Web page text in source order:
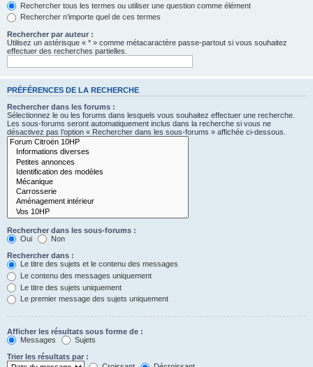
Rechercher tous les termes ou utiliser une question comme élément
Rechercher n’importe quel de ces termes
Rechercher par auteur :
Utilisez un astérisque « * » comme métacaractère passe-partout si vous souhaitez
effectuer des recherches partielles.
PRÉFÉRENCES DE LA RECHERCHE
Rechercher dans les forums :
Sélectionnez le ou les forums dans lesquels vous souhaitez effectuer une recherche.
Les sous-forums seront automatiquement inclus dans la recherche si vous ne
désactivez pas l’option « Rechercher dans les sous-forums » affichée ci-dessous.
Rechercher dans les sous-forums :
Oui
Non
Rechercher dans :
Le titre des sujets et le contenu des messages
Le contenu des messages uniquement
Le titre des sujets uniquement
Le premier message des sujets uniquement
Afficher les résultats sous forme de :
Messages
Sujets
Trier les résultats par :